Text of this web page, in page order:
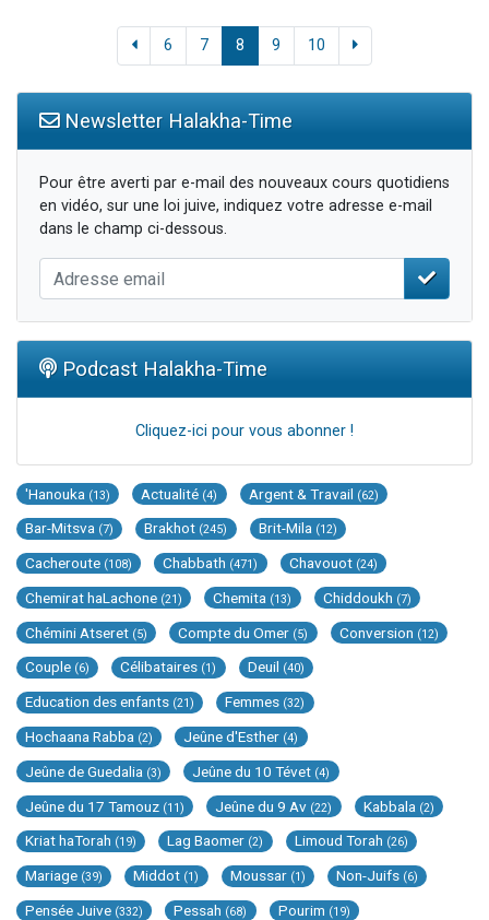
6 7 8 9 10
Newsletter Halakha-Time
Pour être averti par e-mail des nouveaux cours quotidiens
en vidéo, sur une loi juive, indiquez votre adresse e-mail
dans le champ ci-dessous.
Podcast Halakha-Time
Cliquez-ici pour vous abonner !
'Hanouka (13) Actualité (4) Argent & Travail (62)
Bar-Mitsva (7) Brakhot (245) Brit-Mila (12)
Cacheroute (108) Chabbath (471) Chavouot (24)
Chemirat haLachone (21) Chemita (13) Chiddoukh (7)
Chémini Atseret (5) Compte du Omer (5) Conversion (12)
Couple (6) Célibataires (1) Deuil (40)
Education des enfants (21) Femmes (32)
Hochaana Rabba (2) Jeûne d'Esther (4)
Jeûne de Guedalia (3) Jeûne du 10 Tévet (4)
Jeûne du 17 Tamouz (11) Jeûne du 9 Av (22) Kabbala (2)
Kriat haTorah (19) Lag Baomer (2) Limoud Torah (26)
Mariage (39) Middot (1) Moussar (1) Non-Juifs (6)
Pensée Juive (332) Pessah (68) Pourim (19)